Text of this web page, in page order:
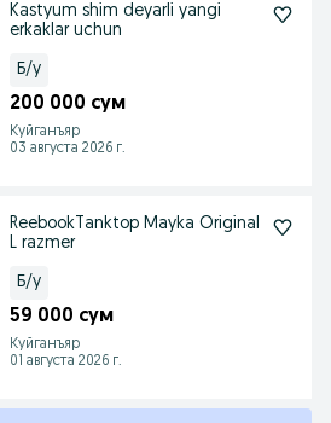
Kastyum shim deyarli yangi
erkaklar uchun
Б/у
200 000 сум
Куйганъяр
03 августа 2026 г.
ReebookTanktop Mayka Original
L razmer
Б/у
59 000 сум
Куйганъяр
01 августа 2026 г.